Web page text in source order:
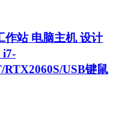
作站 电脑主机 设计
i7-
RTX2060S/USB键鼠